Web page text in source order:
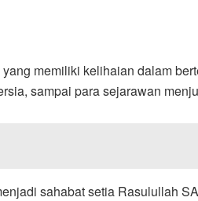
memiliki kelihaian dalam
sampai para sejarawan
sahabat setia Rasulullah